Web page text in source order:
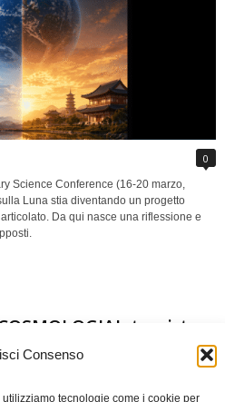
Consenso
tecnologie come i cookie per
0
Science Conference (16-20 marzo,
Luna stia diventando un progetto
Da qui nasce una riflessione e
a